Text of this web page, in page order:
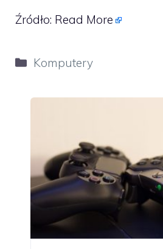
Źródło: Read More
Kategorie
Komputery